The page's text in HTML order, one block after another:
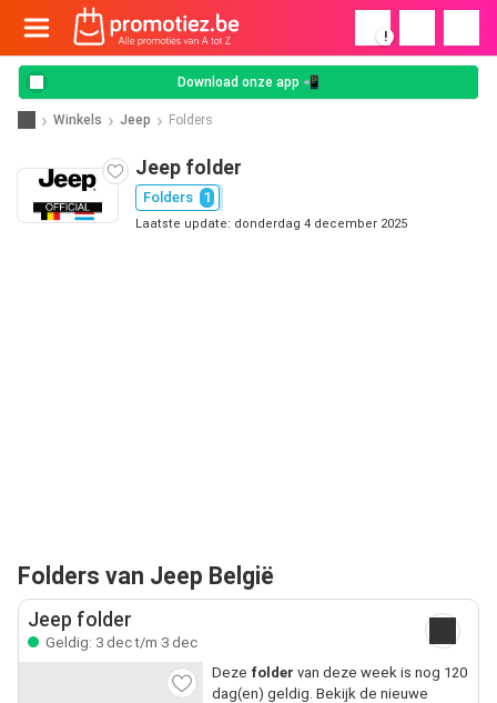
!
Download onze app 📲
Winkels Jeep Folders
Jeep folder
Folders 1
Laatste update: donderdag 4 december 2025
Folders van Jeep België
Jeep folder
Geldig: 3 dec t/m 3 dec
Deze folder van deze week is nog 120
dag(en) geldig. Bekijk de nieuwe